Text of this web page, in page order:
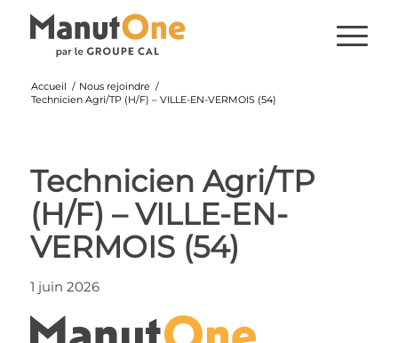
Accueil / Nous rejoindre /
Technicien Agri/TP (H/F) – VILLE-EN-VERMOIS (54)
Technicien Agri/TP
(H/F) – VILLE-EN-
VERMOIS (54)
1 juin 2026